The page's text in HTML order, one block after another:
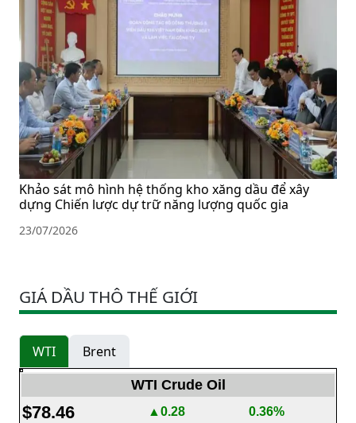
Khảo sát mô hình hệ thống kho xăng dầu để xây
dựng Chiến lược dự trữ năng lượng quốc gia
23/07/2026
GIÁ DẦU THÔ THẾ GIỚI
WTI Brent
WTI Crude Oil
$78.46 ▲0.28 0.36%